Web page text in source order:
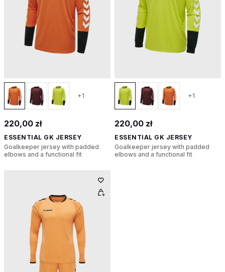
+1
220,00 zł
ESSENTIAL GK JERSEY
Goalkeeper jersey with padded
elbows and a functional fit
+1
220,00 zł
ESSENTIAL GK JERSEY
Goalkeeper jersey with padded
elbows and a functional fit